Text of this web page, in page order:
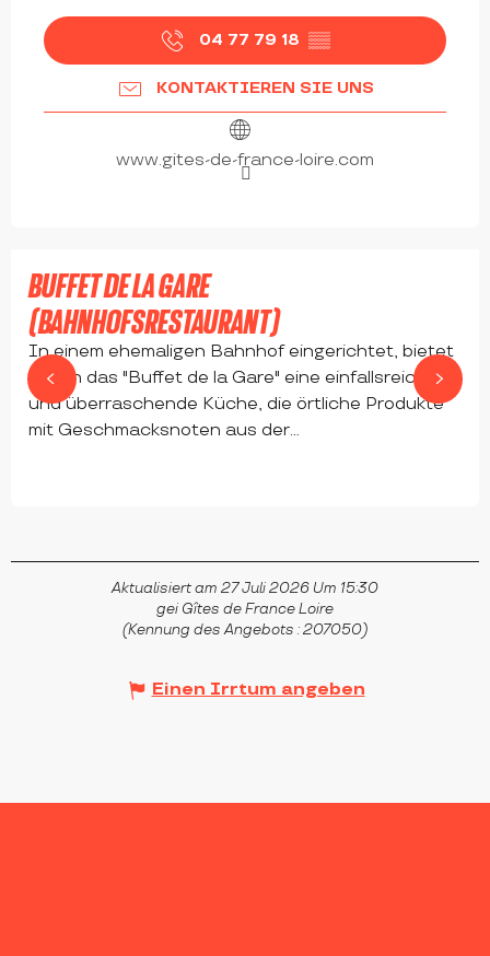
04 77 79 18 ▒▒
KONTAKTIEREN SIE UNS
www.gites-de-france-loire.com
BUFFET DE LA GARE
(BAHNHOFSRESTAURANT)
In einem ehemaligen Bahnhof eingerichtet, bietet
Ihnen das "Buffet de la Gare" eine einfallsreiche
und überraschende Küche, die örtliche Produkte
mit Geschmacksnoten aus der...
Aktualisiert am 27 Juli 2026 Um 15:30
gei Gîtes de France Loire
(Kennung des Angebots :207050)
Einen Irrtum angeben